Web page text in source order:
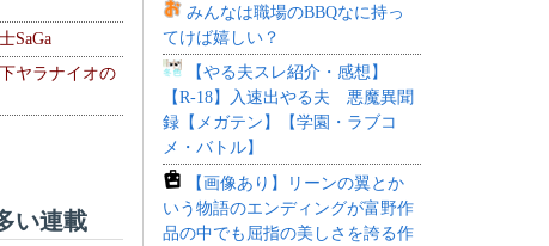
SaGa
ヤラナイオの
い連載
みんなは職場のBBQなに持っ
てけば嬉しい？
【やる夫スレ紹介・感想】
【R-18】入速出やる夫 悪魔異聞
録【メガテン】【学園・ラブコ
メ・バトル】
【画像あり】リーンの翼とか
いう物語のエンディングが富野作
品の中でも屈指の美しさを誇る作